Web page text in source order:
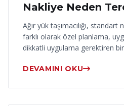
Nakliye Neden
Ağır yük taşımacılığı,
farklı olarak özel planlama,
dikkatli uygulama gerektiren
DEVAMINI OKU